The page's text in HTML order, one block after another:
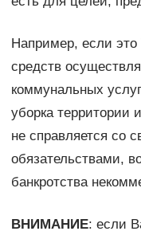
Например, если
средств
коммунальных
уборка территории
не справляется со
обязательствами,
банкротства
ВНИМАНИЕ: если